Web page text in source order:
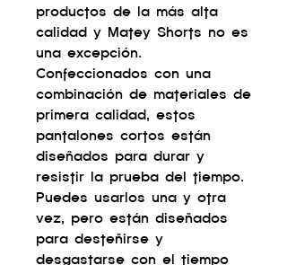
productos de la más alta
calidad y Matey Shorts no es
una excepción.
Confeccionados con una
combinación de materiales de
primera calidad, estos
pantalones cortos están
diseñados para durar y
resistir la prueba del tiempo.
Puedes usarlos una y otra
vez, pero están diseñados
para desteñirse y
desgastarse con el tiempo